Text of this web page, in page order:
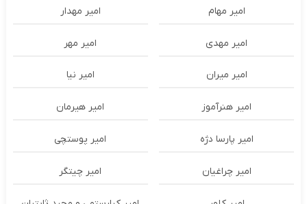
امیر مهام امیر مهدار
امیر مهدی امیر مهر
امیر میران امیر نیا
امیر هنرآموز امیر هیرمان
امیر پارسا دژه امیر پوستچی
امیر چراغیان امیر چیتگر